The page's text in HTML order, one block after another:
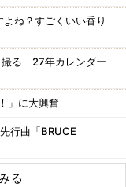
ね？すごくいい香り
る 27年カレンダー
」に大興奮
行曲「BRUCE
る